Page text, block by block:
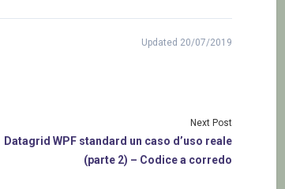
Updated 20/07/2019
Next Post
Datagrid WPF standard un caso d’uso reale
(parte 2) – Codice a corredo